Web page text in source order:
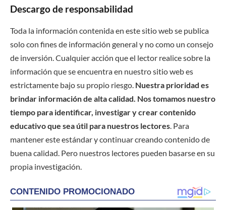
Descargo de responsabilidad
Toda la información contenida en este sitio web se publica
solo con fines de información general y no como un consejo
de inversión. Cualquier acción que el lector realice sobre la
información que se encuentra en nuestro sitio web es
estrictamente bajo su propio riesgo. Nuestra prioridad es
brindar información de alta calidad. Nos tomamos nuestro
tiempo para identificar, investigar y crear contenido
educativo que sea útil para nuestros lectores . Para
mantener este estándar y continuar creando contenido de
buena calidad. Pero nuestros lectores pueden basarse en su
propia investigación.